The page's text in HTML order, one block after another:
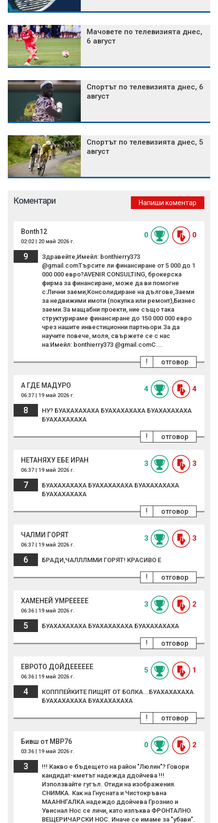
Мачовете по телевизията днес,
6 август
Спортът по телевизията днес, 6
август
Спортът по телевизията днес, 5
август
Коментари Напиши коментар
Bonth12
02:02 | 20 май 2026 г.
0 0
9
Здравейте,Имейл: bonthierry373
@gmail.comТърсите ли финансиране от 5 000 до 1
000 000 евро?AVENIR CONSULTING, брокерска
фирма за финансиране, може да ви помогне
с:Лични заеми,Консолидиране на дългове,Заеми
за недвижими имоти (покупка или ремонт),Бизнес
заеми.За мащабни проекти, ние също така
структурираме финансиране до 150 000 000 евро
чрез нашите инвестиционни партньори.За да
научите повече, моля, свържете се с нас
на:Имейл: bonthierry373 @gmail.comС ...
отговор
!
А ГДЕ МАДУРО
06:37 | 19 май 2026 г.
4 4
8
НУ? БУАХАХАХАХА БУАХАХАХАХА БУАХАХАХАХА
БУАХАХАХАХА
отговор
!
НЕТАНЯХУ ЕБЕ ИРАН
06:37 | 19 май 2026 г.
3 3
7
БУАХАХАХАХА БУАХАХАХАХА БУАХАХАХАХА
БУАХАХАХАХА
отговор
!
ЧАЛМИ ГОРЯТ
06:37 | 19 май 2026 г.
3 3
6 БРАДИ,ЧАЛЛЛММИ ГОРЯТ! КРАСИВО Е
отговор
!
ХАМЕНЕЙ УМРЕЕЕЕЕ
06:36 | 19 май 2026 г.
3 2
5 БУАХАХАХАХА БУАХАХАХАХА БУАХАХАХАХА
отговор
!
ЕВРОТО ДОЙДЕЕЕЕЕЕ
06:36 | 19 май 2026 г.
5 1
4
КОПППЕЙКИТЕ ПИЩЯТ ОТ БОЛКА...БУАХАХАХАХА
БУАХАХАХАХА БУАХАХАХАХА
отговор
!
Бивш от МВР76
03:36 | 19 май 2026 г.
0 2
3
!!! Какво е бъдещето на район "Люлин"? Говори
кандидат-кметът надежда ддойчева !!!
Използвайте гугъл. Отиди на изображения.
СНИМКА. Как на Гнусната и Чистокръвна
МААННГАЛКА надеждо ддойчева Грознио и
Увиснал Нос се личи, като изпъква ФРОНТАЛНО.
ВЕЩЕРИЧАРСКИ НОС. Иначе се имаме за "убави".